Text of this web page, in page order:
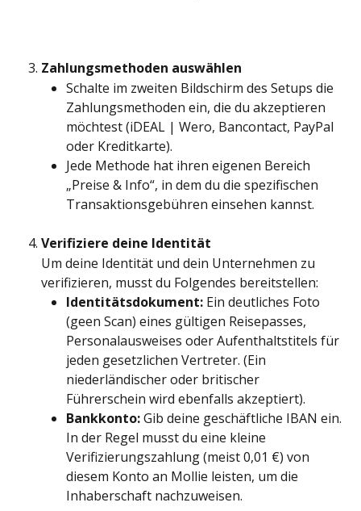
Zahlungsmethoden auswählen
Schalte im zweiten Bildschirm des Setups die
Zahlungsmethoden ein, die du akzeptieren
möchtest (iDEAL | Wero, Bancontact, PayPal
oder Kreditkarte).
Jede Methode hat ihren eigenen Bereich
„Preise & Info“, in dem du die spezifischen
Transaktionsgebühren einsehen kannst.
Verifiziere deine Identität
Um deine Identität und dein Unternehmen zu
verifizieren, musst du Folgendes bereitstellen:
Identitätsdokument: Ein deutliches Foto
(geen Scan) eines gültigen Reisepasses,
Personalausweises oder Aufenthaltstitels für
jeden gesetzlichen Vertreter. (Ein
niederländischer oder britischer
Führerschein wird ebenfalls akzeptiert).
Bankkonto: Gib deine geschäftliche IBAN ein.
In der Regel musst du eine kleine
Verifizierungszahlung (meist 0,01 €) von
diesem Konto an Mollie leisten, um die
Inhaberschaft nachzuweisen.